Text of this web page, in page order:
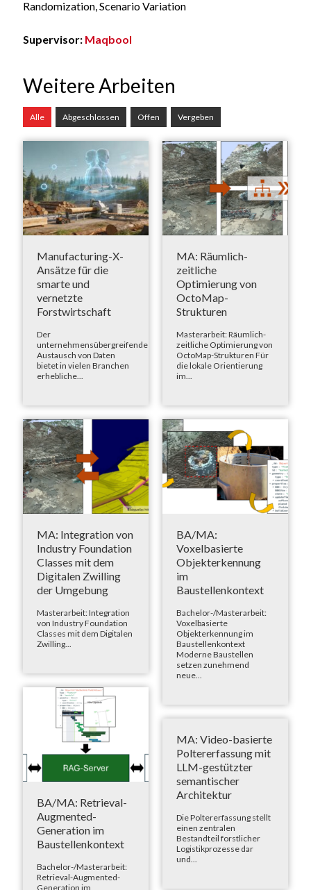
Randomization, Scenario Variation
Supervisor: Maqbool
Weitere Arbeiten
Alle Abgeschlossen Offen Vergeben
Manufacturing-X-
Ansätze für die
smarte und
vernetzte
Forstwirtschaft
Der
unternehmensübergreifende
Austausch von Daten
bietet in vielen Branchen
erhebliche...
MA: Räumlich-
zeitliche
Optimierung von
OctoMap-
Strukturen
Masterarbeit: Räumlich-
zeitliche Optimierung von
OctoMap-Strukturen Für
die lokale Orientierung
im...
MA: Integration von
Industry Foundation
Classes mit dem
Digitalen Zwilling
der Umgebung
Masterarbeit: Integration
von Industry Foundation
Classes mit dem Digitalen
Zwilling...
BA/MA:
Voxelbasierte
Objekterkennung
im
Baustellenkontext
Bachelor-/Masterarbeit:
Voxelbasierte
Objekterkennung im
Baustellenkontext
Moderne Baustellen
setzen zunehmend
neue...
BA/MA: Retrieval-
Augmented-
Generation im
Baustellenkontext
Bachelor-/Masterarbeit:
Retrieval-Augmented-
Generation im
MA: Video-basierte
Poltererfassung mit
LLM-gestützter
semantischer
Architektur
Die Poltererfassung stellt
einen zentralen
Bestandteil forstlicher
Logistikprozesse dar
und...